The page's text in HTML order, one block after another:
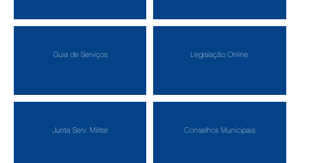
Guia de Serviços Legislação Online
Junta Serv. Militar Conselhos Municipais